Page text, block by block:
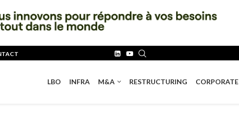
LBO INFRA M&A RESTRUCTURING CORPORATE